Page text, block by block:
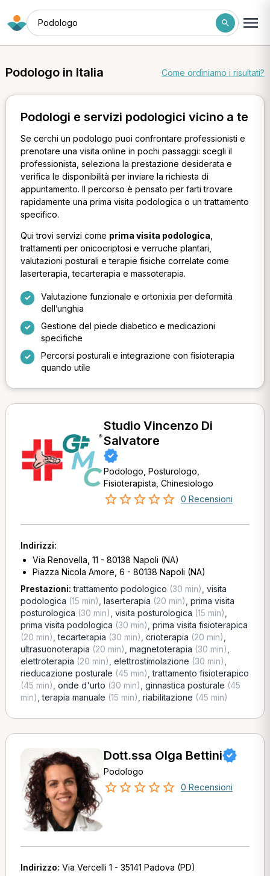
Podologo
Podologo in Italia Come ordiniamo i risultati?
Podologi e servizi podologici vicino a te
Se cerchi un podologo puoi confrontare professionisti e
prenotare una visita online in pochi passaggi: scegli il
professionista, seleziona la prestazione desiderata e
verifica le disponibilità per inviare la richiesta di
appuntamento. Il percorso è pensato per farti trovare
rapidamente una prima visita podologica o un trattamento
specifico.
Qui trovi servizi come prima visita podologica
trattamenti per onicocriptosi e verruche plantari,
valutazioni posturali e terapie fisiche correlate come
laserterapia, tecarterapia e massoterapia.
Valutazione funzionale e ortonixia per deformità
dell’unghia
Gestione del piede diabetico e medicazioni
specifiche
Percorsi posturali e integrazione con fisioterapia
quando utile
Studio Vincenzo Di
Salvatore
Podologo, Posturologo,
Fisioterapista, Chinesiologo
0 Recensioni
Indirizzi:
Via Renovella, 11 - 80138 Napoli (NA)
Piazza Nicola Amore, 6 - 80138 Napoli (NA)
Prestazioni:trattamento podologico (30 min) visita
podologica (15 min) laserterapia (20 min) prima visita
posturologica (30 min) visita posturologica (15 min)
prima visita podologica (30 min) prima visita fisioterapica
(20 min) ,tecarterapia (30 min) crioterapia (20 min)
ultrasuonoterapia (20 min) magnetoterapia (30 min)
elettroterapia (20 min) elettrostimolazione (30 min)
rieducazione posturale (45 min) ,trattamento fisioterapico
(45 min) onde d'urto (30 min) ginnastica posturale (45
min) ,terapia manuale (15 min) riabilitazione (45 min)
Dott.ssa Olga Bettini
Podologo
0 Recensioni
Indirizzo: Via Vercelli 1 - 35141 Padova (PD)